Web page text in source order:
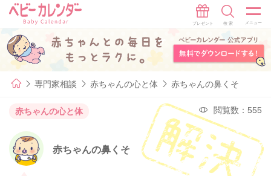
専門家相談 赤ちゃんの心と体 赤ちゃんの鼻くそ
赤ちゃんの心と体 閲覧数：555
赤ちゃんの鼻くそ